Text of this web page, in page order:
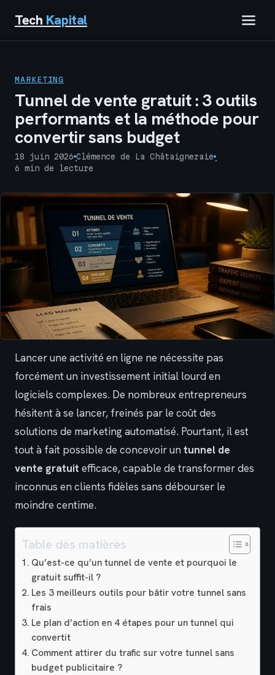
Tech Kapital
BUSINESS
MARKETING
MARKETING
Tunnel de vente gratuit : 3 outils
performants et la méthode pour
convertir sans budget
18 juin 2026
·
Clémence de La Châtaigneraie
·
6 min de lecture
Lancer une activité en ligne ne nécessite pas
forcément un investissement initial lourd en
logiciels complexes. De nombreux entrepreneurs
hésitent à se lancer, freinés par le coût des
solutions de marketing automatisé. Pourtant, il est
tout à fait possible de concevoir untunnel de
vente gratuit efficace, capable de transformer des
inconnus en clients fidèles sans débourser le
moindre centime.
Table des matières
Qu’est-ce qu’un tunnel de vente et pourquoi le
gratuit suffit-il ?
Les 3 meilleurs outils pour bâtir votre tunnel sans
frais
Le plan d’action en 4 étapes pour un tunnel qui
convertit
Comment attirer du trafic sur votre tunnel sans
budget publicitaire ?